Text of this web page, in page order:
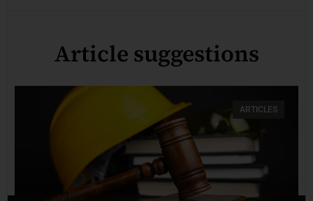
Article suggestions
ARTICLES